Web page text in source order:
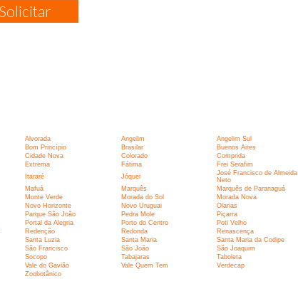
Solicitar
Alvorada Angelim Angelim Sul
Bom Princípio Brasilar Buenos Aires
Cidade Nova Colorado Comprida
Extrema Fátima Frei Serafim
Itararé Jóquei
José Francisco de Almeida
Neto
Mafuá Marquês Marquês de Paranaguá
Monte Verde Morada do Sol Morada Nova
Novo Horizonte Novo Uruguai Olarias
Parque São João Pedra Mole Piçarra
Portal da Alegria Porto do Centro Poti Velho
Redenção Redonda Renascença
Santa Luzia Santa Maria Santa Maria da Codipe
São Francisco São João São Joaquim
Socopo Tabajaras Taboleta
Vale do Gavião Vale Quem Tem Verdecap
Zoobotânico